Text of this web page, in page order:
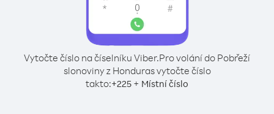
Vytočte číslo na číselníku Viber.Pro volání do Pobřeží
slonoviny z Honduras vytočte číslo
takto:+225 + Místní číslo